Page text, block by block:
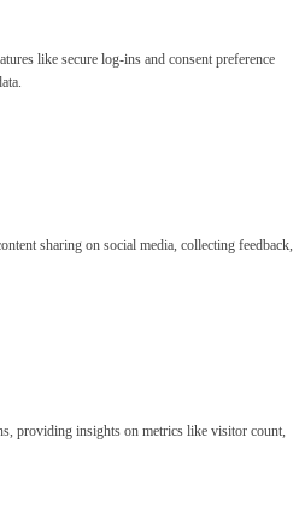
like secure log-ins and consent preference
sharing on social media, collecting feedback,
providing insights on metrics like visitor count,